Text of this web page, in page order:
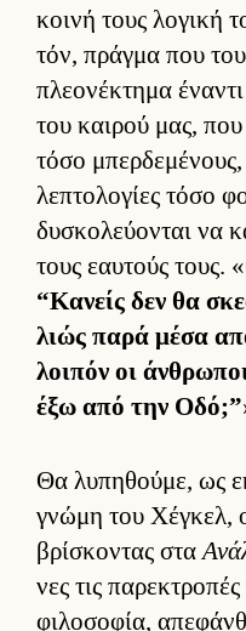
κοινή τους λογική
τόν, πράγμα που
πλεονέκτημα
του και­ρού μας,
τόσο
λεπτολογίες τόσο
δυσκολεύ­ονται να
τους εαυ­τούς τους. «
“Κανείς δεν θα
λιώς παρά μέσα
λοι­πόν οι
έξω από την Οδό;”
Θα λυπηθού­με, ως
γνώμη του Χέγκελ,
βρίσκοντας στα
νες τις
φιλοσοφία,